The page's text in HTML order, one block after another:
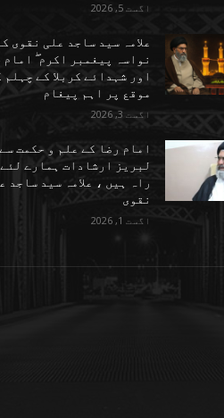
اگست 5, 2026
علامہ سید ساجد علی نقوی
نواسہ پیغمبر اکرم ۖ امام
اور شہدائے کربلا کے چہلم
موقع پر اہم پیغام
اگست 3, 2026
امام رضا کے علم و حکمت سے
لبریز ارشادات ہمارے
راہ ہیں ، علامہ سید ساجد
نقوی
اگست 1, 2026